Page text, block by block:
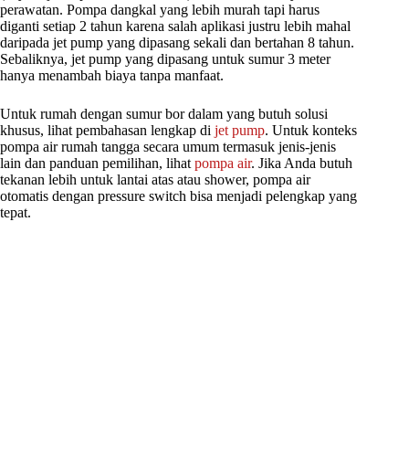
perawatan. Pompa dangkal yang lebih murah tapi harus
diganti setiap 2 tahun karena salah aplikasi justru lebih mahal
daripada jet pump yang dipasang sekali dan bertahan 8 tahun.
Sebaliknya, jet pump yang dipasang untuk sumur 3 meter
hanya menambah biaya tanpa manfaat.
Untuk rumah dengan sumur bor dalam yang butuh solusi
khusus, lihat pembahasan lengkap di jet pump. Untuk konteks
pompa air rumah tangga secara umum termasuk jenis-jenis
lain dan panduan pemilihan, lihat pompa air. Jika Anda butuh
tekanan lebih untuk lantai atas atau shower, pompa air
otomatis dengan pressure switch bisa menjadi pelengkap yang
tepat.